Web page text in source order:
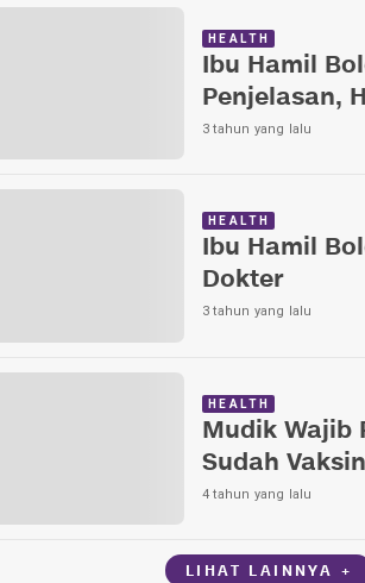
HEALTH
Ibu Hamil
Penjelasan,
3 tahun yang lalu
HEALTH
Ibu Hamil
Dokter
3 tahun yang lalu
HEALTH
Mudik Wajib
Sudah
4 tahun yang lalu
LIHAT LAINNYA +